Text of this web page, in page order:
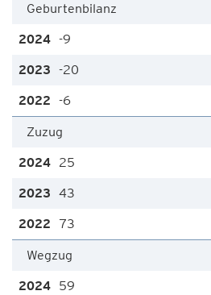
Geburtenbilanz
-9
-20
-6
Zuzug
25
43
73
Wegzug
59